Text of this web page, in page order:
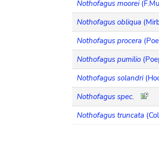
Nothofagus moorei
Nothofagus obliqua
Nothofagus procera
Nothofagus pumilio
Nothofagus solandri
Nothofagus spec.
Nothofagus truncata